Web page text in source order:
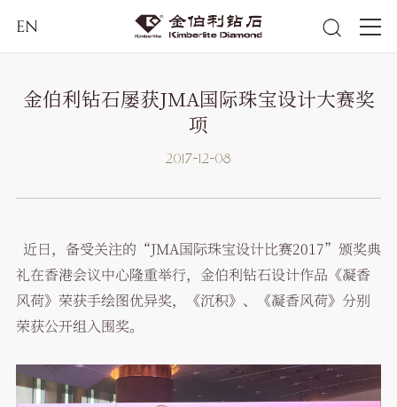
EN
金伯利钻石屡获JMA国际珠宝设计大赛奖
项
2017-12-08
近日，备受关注的“JMA国际珠宝设计比赛2017”颁奖典
礼在香港会议中心隆重举行，金伯利钻石设计作品《凝香
风荷》荣获手绘图优异奖，《沉积》、《凝香风荷》分别
荣获公开组入围奖。